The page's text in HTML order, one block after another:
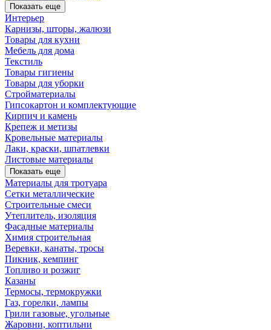
Показать еще
Интерьер
Карнизы, шторы, жалюзи
Товары для кухни
Мебель для дома
Текстиль
Товары гигиены
Товары для уборки
Стройматериалы
Гипсокартон и комплектующие
Кирпич и камень
Крепеж и метизы
Кровельные материалы
Лаки, краски, шпатлевки
Листовые материалы
Показать еще
Материалы для тротуара
Сетки металлические
Строительные смеси
Утеплитель, изоляция
Фасадные материалы
Химия строительная
Веревки, канаты, тросы
Пикник, кемпинг
Топливо и розжиг
Казаны
Термосы, термокружки
Газ, горелки, лампы
Грили газовые, угольные
Жаровни, коптильни